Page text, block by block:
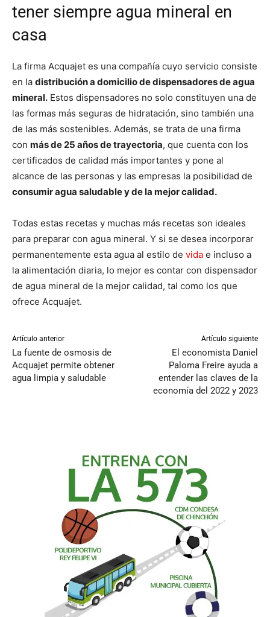
tener siempre agua mineral en
casa
La firma Acquajet es una compañía cuyo servicio consiste
en la distribución a domicilio de dispensadores de agua
mineral. Estos dispensadores no solo constituyen una de
las formas más seguras de hidratación, sino también una
de las más sostenibles. Además, se trata de una firma
con más de 25 años de trayectoria, que cuenta con los
certificados de calidad más importantes y pone al
alcance de las personas y las empresas la posibilidad de
consumir agua saludable y de la mejor calidad.
Todas estas recetas y muchas más recetas son ideales
para preparar con agua mineral. Y si se desea incorporar
permanentemente esta agua al estilo de vida e incluso a
la alimentación diaria, lo mejor es contar con dispensador
de agua mineral de la mejor calidad, tal como los que
ofrece Acquajet.
Artículo anterior
La fuente de osmosis de
Acquajet permite obtener
agua limpia y saludable
Artículo siguiente
El economista Daniel
Paloma Freire ayuda a
entender las claves de la
economía del 2022 y 2023